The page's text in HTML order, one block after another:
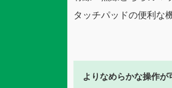
タッチパッドの便利な
よりなめらかな操作が